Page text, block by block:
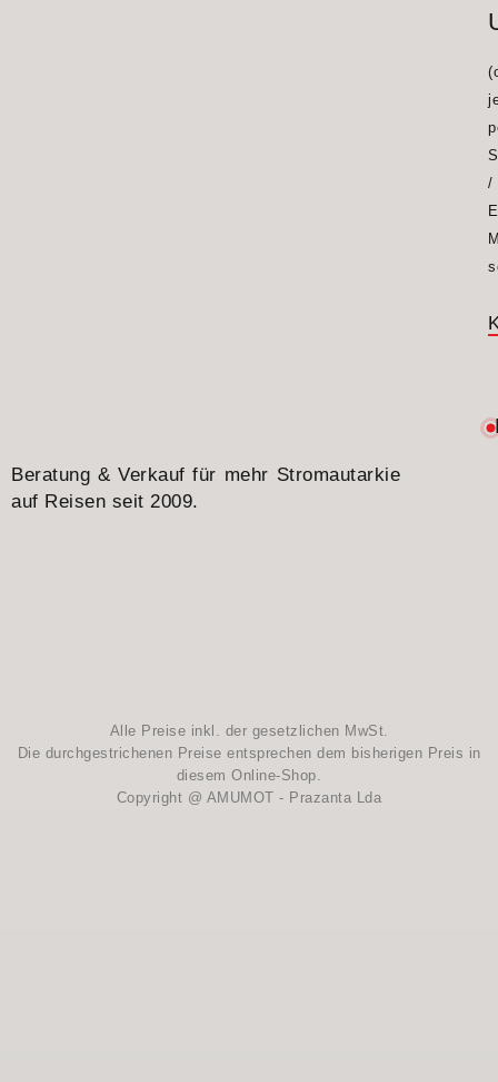
/
Beratung & Verkauf für mehr Stromautarkie
auf Reisen seit 2009.
Alle Preise inkl. der gesetzlichen MwSt.
Die durchgestrichenen Preise entsprechen dem bisherigen Preis in
diesem Online-Shop.
Copyright @ AMUMOT - Prazanta Lda